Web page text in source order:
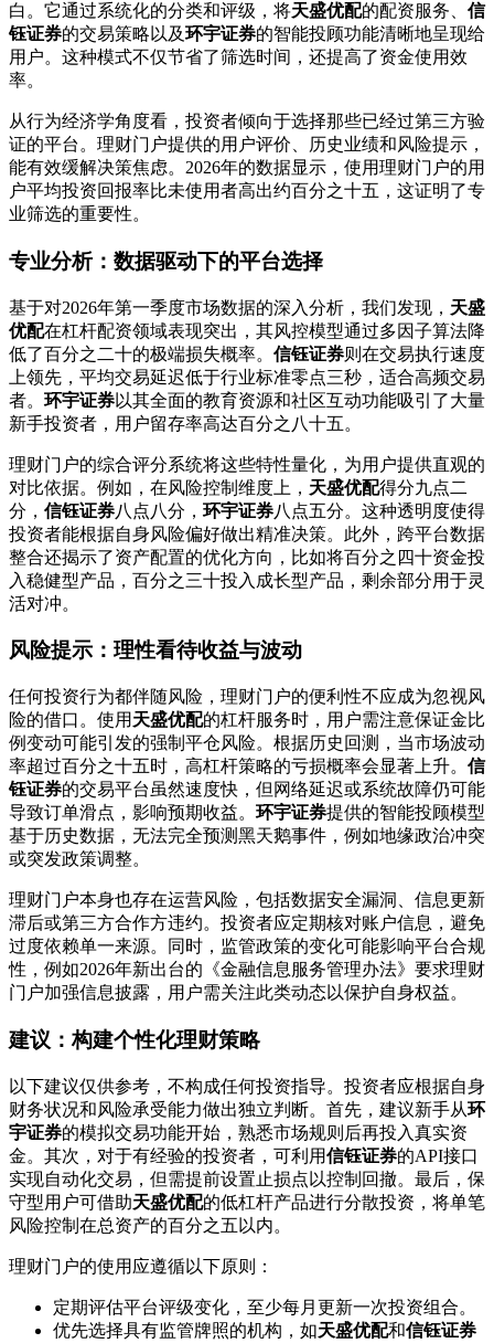
白。它通过系统化的分类和评级，将天盛优配的配资服务、 信
钰证券的交易策略以及环宇证券的智能投顾功能清晰地呈现给
用户。这种模式不仅节省了筛选时间，还提高了资金使用效
率。
从行为经济学角度看，投资者倾向于选择那些已经过第三方验
证的平台。理财门户提供的用户评价、历史业绩和风险提示，
能有效缓解决策焦虑。2026年的数据显示，使用理财门户的用
户平均投资回报率比未使用者高出约百分之十五，这证明了专
业筛选的重要性。
专业分析：数据驱动下的平台选择
基于对2026年第一季度市场数据的深入分析，我们发现， 天盛
优配在杠杆配资领域表现突出，其风控模型通过多因子算法降
低了百分之二十的极端损失概率。 信钰证券则在交易执行速度
上领先，平均交易延迟低于行业标准零点三秒，适合高频交易
者。 环宇证券以其全面的教育资源和社区互动功能吸引了大量
新手投资者，用户留存率高达百分之八十五。
理财门户的综合评分系统将这些特性量化，为用户提供直观的
对比依据。例如，在风险控制维度上， 天盛优配得分九点二
分， 信钰证券八点八分， 环宇证券八点五分。这种透明度使得
投资者能根据自身风险偏好做出精准决策。此外，跨平台数据
整合还揭示了资产配置的优化方向，比如将百分之四十资金投
入稳健型产品，百分之三十投入成长型产品，剩余部分用于灵
活对冲。
风险提示：理性看待收益与波动
任何投资行为都伴随风险，理财门户的便利性不应成为忽视风
险的借口。使用 天盛优配的杠杆服务时，用户需注意保证金比
例变动可能引发的强制平仓风险。根据历史回测，当市场波动
率超过百分之十五时，高杠杆策略的亏损概率会显著上升。 信
钰证券的交易平台虽然速度快，但网络延迟或系统故障仍可能
导致订单滑点，影响预期收益。 环宇证券提供的智能投顾模型
基于历史数据，无法完全预测黑天鹅事件，例如地缘政治冲突
或突发政策调整。
理财门户本身也存在运营风险，包括数据安全漏洞、信息更新
滞后或第三方合作方违约。投资者应定期核对账户信息，避免
过度依赖单一来源。同时，监管政策的变化可能影响平台合规
性，例如2026年新出台的《金融信息服务管理办法》要求理财
门户加强信息披露，用户需关注此类动态以保护自身权益。
建议：构建个性化理财策略
以下建议仅供参考，不构成任何投资指导。投资者应根据自身
财务状况和风险承受能力做出独立判断。首先，建议新手从环
宇证券的模拟交易功能开始，熟悉市场规则后再投入真实资
金。其次，对于有经验的投资者，可利用信钰证券的API接口
实现自动化交易，但需提前设置止损点以控制回撤。最后，保
守型用户可借助天盛优配的低杠杆产品进行分散投资，将单笔
风险控制在总资产的百分之五以内。
理财门户的使用应遵循以下原则：
定期评估平台评级变化，至少每月更新一次投资组合。
优先选择具有监管牌照的机构，如天盛优配和信钰证券